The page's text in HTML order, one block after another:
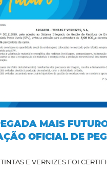
MAIS
OFICIAL DE
E VERNIZES FOI